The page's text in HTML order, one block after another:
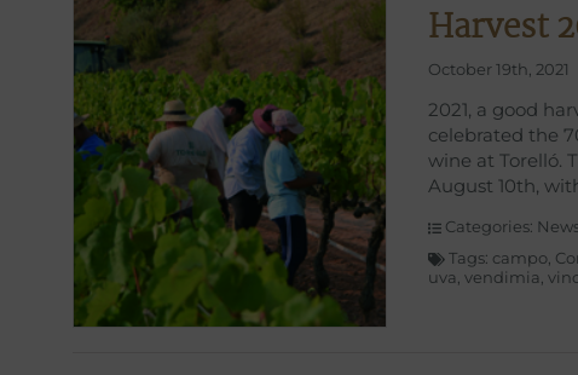
Harvest
October 19th, 2021
2021, a good
celebrated the
wine at Torelló.
August 10th,
Categories:
Tags: campo
uva ,vendimia ,